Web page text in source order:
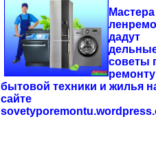
Мастера
дадут
советы
ремонту
бытовой техники и жилья
сайте